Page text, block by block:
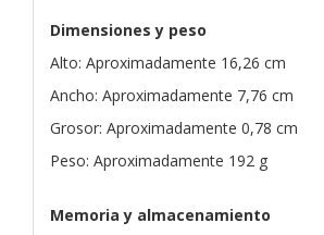
Dimensiones y peso
Alto: Aproximadamente 16,26 cm
Ancho: Aproximadamente 7,76 cm
Grosor: Aproximadamente 0,78 cm
Peso: Aproximadamente 192 g
Memoria y almacenamiento